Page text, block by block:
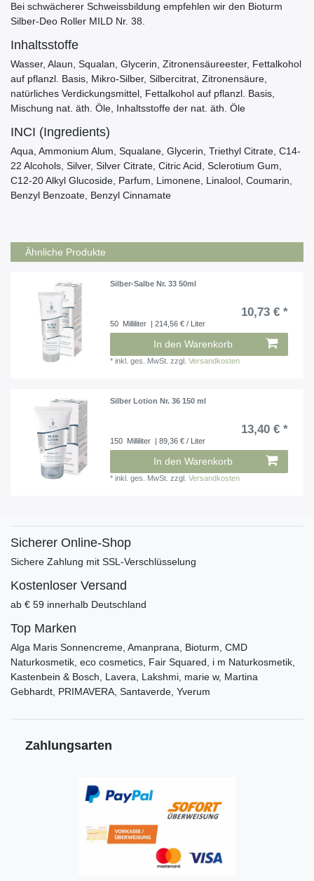
Bei schwächerer Schweissbildung empfehlen wir den Bioturm
Silber-Deo Roller MILD Nr. 38.
Inhaltsstoffe
Wasser, Alaun, Squalan, Glycerin, Zitronensäureester, Fettalkohol
auf pflanzl. Basis, Mikro-Silber, Silbercitrat, Zitronensäure,
natürliches Verdickungsmittel, Fettalkohol auf pflanzl. Basis,
Mischung nat. äth. Öle, Inhaltsstoffe der nat. äth. Öle
INCI (Ingredients)
Aqua, Ammonium Alum, Squalane, Glycerin, Triethyl Citrate, C14-
22 Alcohols, Silver, Silver Citrate, Citric Acid, Sclerotium Gum,
C12-20 Alkyl Glucoside, Parfum, Limonene, Linalool, Coumarin,
Benzyl Benzoate, Benzyl Cinnamate
Ähnliche Produkte
Silber-Salbe Nr. 33 50ml
10,73 € *
50 Milliliter | 214,56 € / Liter
In den Warenkorb
*inkl. ges. MwSt. zzgl.Versandkosten
Silber Lotion Nr. 36 150 ml
13,40 € *
150 Milliliter | 89,36 € / Liter
In den Warenkorb
*inkl. ges. MwSt. zzgl.Versandkosten
Sicherer Online-Shop
Sichere Zahlung mit SSL-Verschlüsselung
Kostenloser Versand
ab € 59 innerhalb Deutschland
Top Marken
Alga Maris Sonnencreme, Amanprana, Bioturm, CMD
Naturkosmetik, eco cosmetics, Fair Squared, i m Naturkosmetik,
Kastenbein & Bosch, Lavera, Lakshmi, marie w, Martina
Gebhardt, PRIMAVERA, Santaverde, Yverum
Zahlungsarten